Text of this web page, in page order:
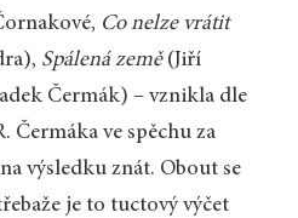
Co nelze vrátit
Spálená země(Jiří
Čermák) – vznikla dle
Čermáka ve spěchu za
výsledku znát. Obout se
je to tuctový výčet